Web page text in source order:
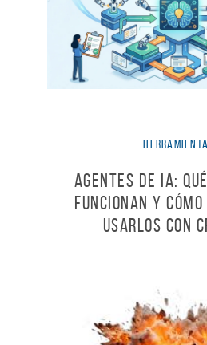
Agentes de IA:
funcionan y
usarlos con